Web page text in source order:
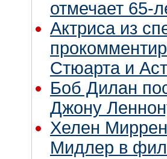
отмечает 65-
Актриса из
Стюарта и
Боб Дилан
Джону
Хелен
Мидлер в